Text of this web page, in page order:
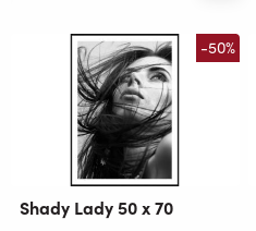
-50%
Shady Lady 50 x 70